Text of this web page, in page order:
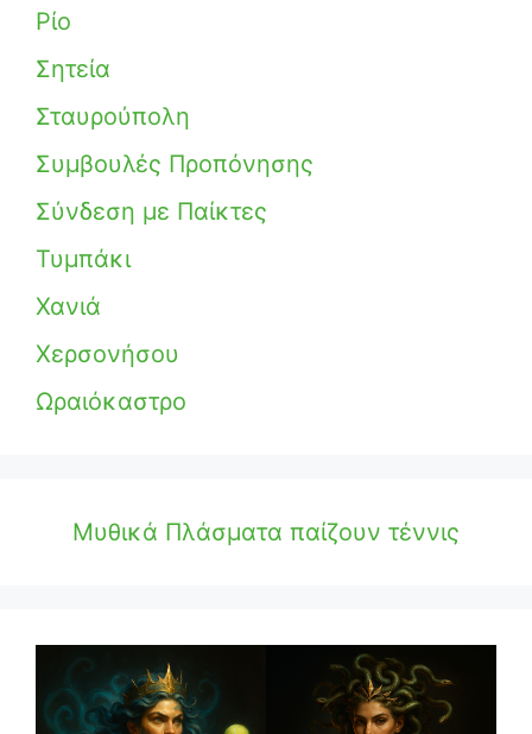
Ρίο
Σητεία
Σταυρούπολη
Συμβουλές Προπόνησης
Σύνδεση με Παίκτες
Τυμπάκι
Χανιά
Χερσονήσου
Ωραιόκαστρο
Μυθικά Πλάσματα παίζουν τέννις